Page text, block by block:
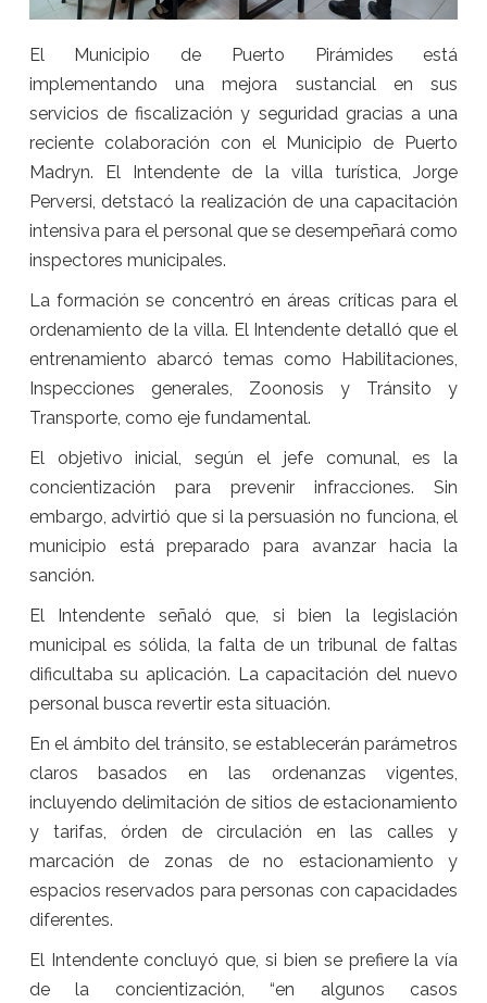
El Municipio de Puerto Pirámides está
implementando una mejora sustancial en sus
servicios de fiscalización y seguridad gracias a una
reciente colaboración con el Municipio de Puerto
Madryn. El Intendente de la villa turística, Jorge
Perversi, detstacó la realización de una capacitación
intensiva para el personal que se desempeñará como
inspectores municipales.
La formación se concentró en áreas críticas para el
ordenamiento de la villa. El Intendente detalló que el
entrenamiento abarcó temas como Habilitaciones,
Inspecciones generales, Zoonosis y Tránsito y
Transporte, como eje fundamental.
El objetivo inicial, según el jefe comunal, es la
concientización para prevenir infracciones. Sin
embargo, advirtió que si la persuasión no funciona, el
municipio está preparado para avanzar hacia la
sanción.
El Intendente señaló que, si bien la legislación
municipal es sólida, la falta de un tribunal de faltas
dificultaba su aplicación. La capacitación del nuevo
personal busca revertir esta situación.
En el ámbito del tránsito, se establecerán parámetros
claros basados en las ordenanzas vigentes,
incluyendo delimitación de sitios de estacionamiento
y tarifas, órden de circulación en las calles y
marcación de zonas de no estacionamiento y
espacios reservados para personas con capacidades
diferentes.
El Intendente concluyó que, si bien se prefiere la vía
de la concientización, “en algunos casos